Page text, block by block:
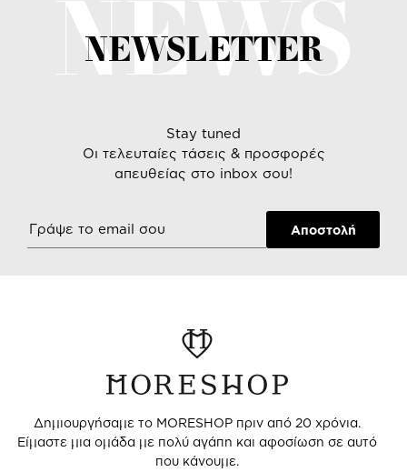
NEWS
NEWSLETTER
Stay tuned
Οι τελευταίες τάσεις & προσφορές
απευθείας στο inbox σου!
Δημιουργήσαμε το MORESHOP πριν από 20 χρόνια.
Είμαστε μια ομάδα με πολύ αγάπη και αφοσίωση σε αυτό
που κάνουμε.